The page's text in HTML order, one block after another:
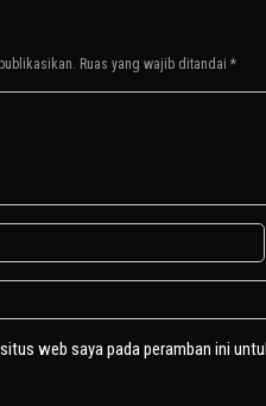
Ruas yang wajib ditandai *
web saya pada peramban ini